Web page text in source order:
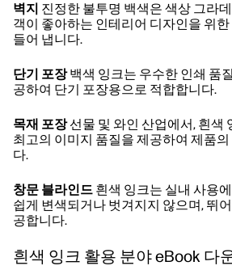
벽지 진정한 불투명 백색은 색상 그라
객이 좋아하는 인테리어 디자인을 위
들어 냅니다.
단기 포장백색 잉크는 우수한 인쇄 품
공하여 단기 포장용으로 적합합니다.
목재 포장선물 및 와인 산업에서, 흰색
최고의 이미지 품질을 제공하여 제품
다.
창문 블라인드 흰색 잉크는 실내 사용
쉽게 변색되거나 벗겨지지 않으며, 뛰
공합니다.
흰색 잉크 활용 분야 eBook 다